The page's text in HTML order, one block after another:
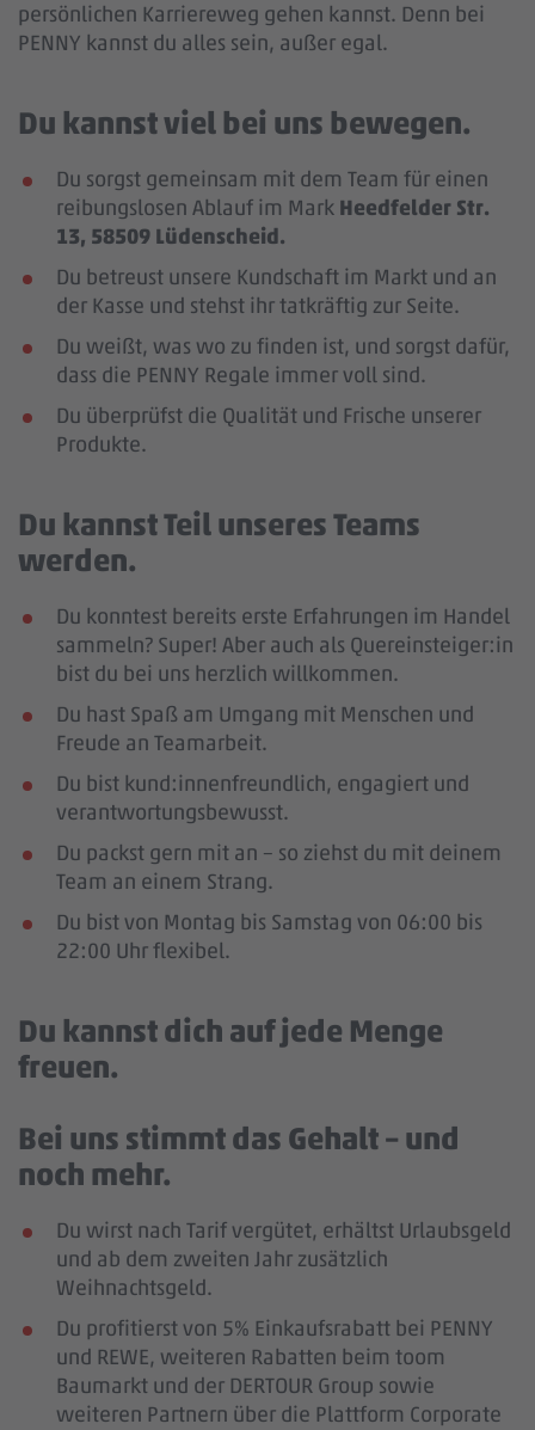
persönlichen Karriereweg gehen kannst. Denn bei
PENNY kannst du alles sein, außer egal.
Du kannst viel bei uns bewegen.
Du sorgst gemeinsam mit dem Team für einen
reibungslosen Ablauf im Mark Heedfelder Str.
13, 58509 Lüdenscheid.
Du betreust unsere Kundschaft im Markt und an
der Kasse und stehst ihr tatkräftig zur Seite.
Du weißt, was wo zu finden ist, und sorgst dafür,
dass die PENNY Regale immer voll sind.
Du überprüfst die Qualität und Frische unserer
Produkte.
Du kannst Teil unseres Teams
werden.
Du konntest bereits erste Erfahrungen im Handel
sammeln? Super! Aber auch als Quereinsteiger:in
bist du bei uns herzlich willkommen.
Du hast Spaß am Umgang mit Menschen und
Freude an Teamarbeit.
Du bist kund:innenfreundlich, engagiert und
verantwortungsbewusst.
Du packst gern mit an – so ziehst du mit deinem
Team an einem Strang.
Du bist von Montag bis Samstag von 06:00 bis
22:00 Uhr flexibel.
Du kannst dich auf jede Menge
freuen.
Bei uns stimmt das Gehalt – und
noch mehr.
Du wirst nach Tarif vergütet, erhältst Urlaubsgeld
und ab dem zweiten Jahr zusätzlich
Weihnachtsgeld.
Du profitierst von 5% Einkaufsrabatt bei PENNY
und REWE, weiteren Rabatten beim toom
Baumarkt und der DERTOUR Group sowie
weiteren Partnern über die Plattform Corporate